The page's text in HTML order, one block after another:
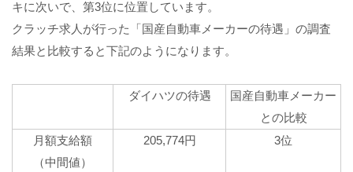
キに次いで、第3位に位置しています。
クラッチ求人が行った「国産自動車メーカーの待遇」の調査
結果と比較すると下記のようになります。
ダイハツの待遇
国産自動車メーカー
との比較
月額支給額
（中間値）
205,774円 3位